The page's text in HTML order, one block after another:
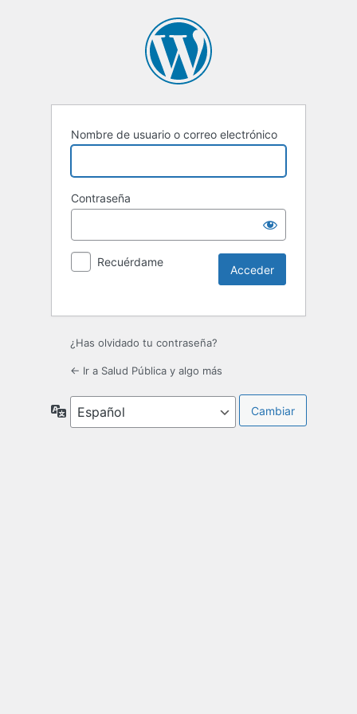
Nombre de usuario o correo electrónico
Contraseña
Recuérdame
¿Has olvidado tu contraseña?
← Ir a Salud Pública y algo más
Idioma